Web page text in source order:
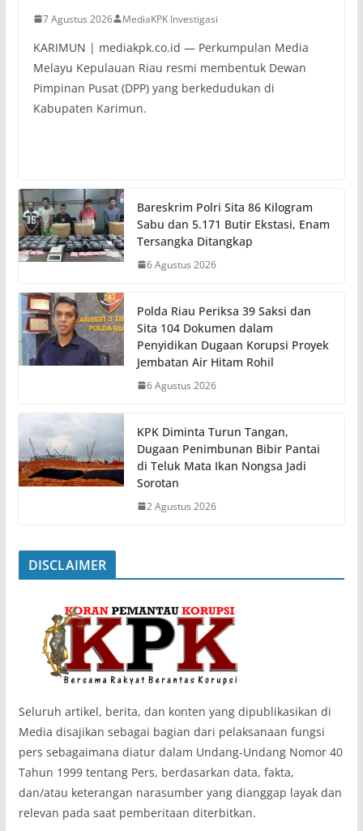
7 Agustus 2026 MediaKPK Investigasi
KARIMUN | mediakpk.co.id — Perkumpulan Media
Melayu Kepulauan Riau resmi membentuk Dewan
Pimpinan Pusat (DPP) yang berkedudukan di
Kabupaten Karimun.
Bareskrim Polri Sita 86 Kilogram
Sabu dan 5.171 Butir Ekstasi, Enam
Tersangka Ditangkap
6 Agustus 2026
Polda Riau Periksa 39 Saksi dan
Sita 104 Dokumen dalam
Penyidikan Dugaan Korupsi Proyek
Jembatan Air Hitam Rohil
6 Agustus 2026
KPK Diminta Turun Tangan,
Dugaan Penimbunan Bibir Pantai
di Teluk Mata Ikan Nongsa Jadi
Sorotan
2 Agustus 2026
DISCLAIMER
‎Seluruh artikel, berita, dan konten yang dipublikasikan di
Media disajikan sebagai bagian dari pelaksanaan fungsi
pers sebagaimana diatur dalam Undang-Undang Nomor 40
Tahun 1999 tentang Pers, berdasarkan data, fakta,
dan/atau keterangan narasumber yang dianggap layak dan
relevan pada saat pemberitaan diterbitkan.